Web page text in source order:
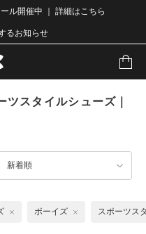
ル開催中 ｜ 詳細はこちら
るお知らせ
スタイルシューズ｜
新着順
ボーイズ スポーツス